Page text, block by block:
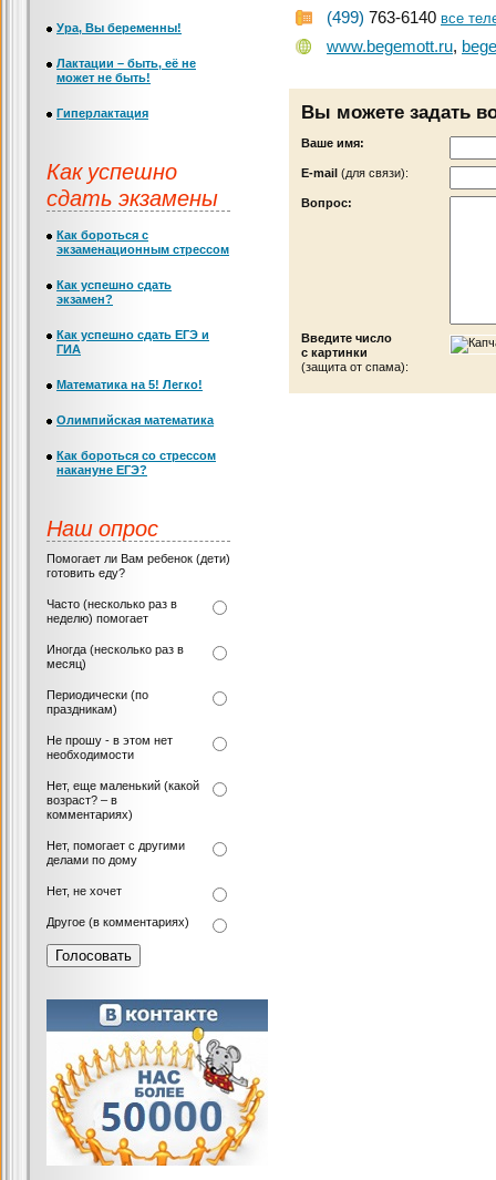
(499) 763-6140 все
www.begemott.ru,
Вы можете задать
Ваше имя:
Е-mail (для связи):
Вопрос:
Введите число
с картинки
(защита от спама):
Ура, Вы беременны!
Лактации – быть, её не
может не быть!
Гиперлактация
Как успешно
сдать экзамены
Как бороться с
экзаменационным стрессом
Как успешно сдать
экзамен?
Как успешно сдать ЕГЭ и
ГИА
Математика на 5! Легко!
Олимпийская математика
Как бороться со стрессом
накануне ЕГЭ?
Наш опрос
Помогает ли Вам ребенок (дети)
готовить еду?
Часто (несколько раз в
неделю) помогает
Иногда (несколько раз в
месяц)
Периодически (по
праздникам)
Не прошу - в этом нет
необходимости
Нет, еще маленький (какой
возраст? – в
комментариях)
Нет, помогает с другими
делами по дому
Нет, не хочет
Другое (в комментариях)